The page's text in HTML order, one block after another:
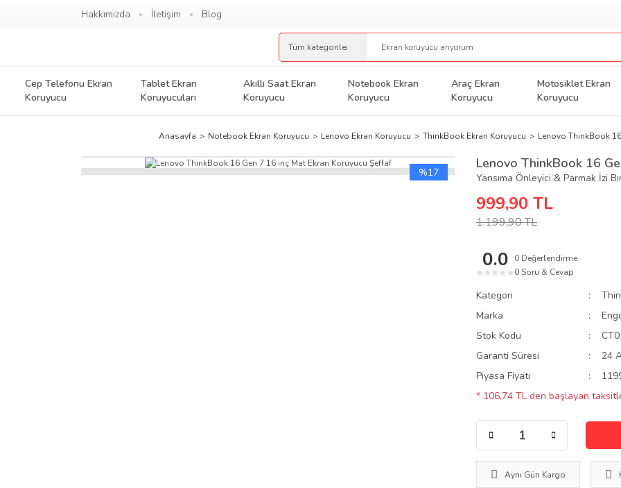
Hakkımızda İletişim Blog
Cep Telefonu Ekran
Koruyucu
Tablet Ekran
Koruyucuları
Akıllı Saat Ekran
Koruyucu
Notebook Ekran
Koruyucu
Araç Ekran
Koruyucu
Motosiklet Ekran
Koruyucu
Anasayfa Notebook Ekran Koruyucu Lenovo Ekran Koruyucu ThinkBook Ekran Koruyucu Lenovo ThinkBook
%17
Lenovo ThinkBook 16
Yansıma Önleyici & Parmak İzi
999,90 TL
1.199,90 TL
0.0
★ ★ ★ ★ ★
0 Değerlendirme
0 Soru & Cevap
Kategori
Marka
Stok Kodu
Garanti Süresi
24
Piyasa Fiyatı
* 106,74 TL den başlayan
Aynı Gün Kargo